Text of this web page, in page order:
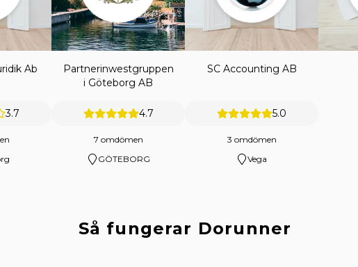
Ab
3.7
Partnerinwestgruppen
i Göteborg AB
4.7
7 omdömen
GÖTEBORG
SC Accounting AB
5.0
3 omdömen
Vega
Så fungerar Dorunner